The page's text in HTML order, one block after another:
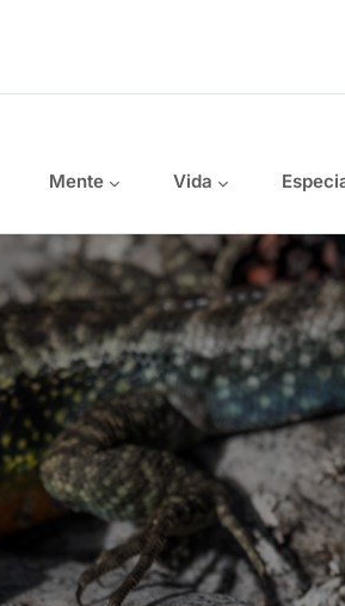
Mente Vida